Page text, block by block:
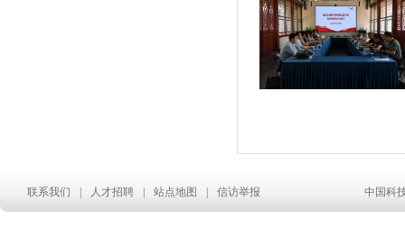
联系我们 人才招聘 站点地图 信访举报 中国科